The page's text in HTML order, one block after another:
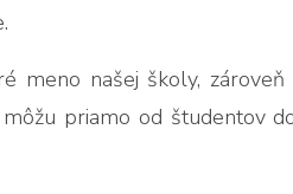
meno našej školy,
priamo od študentov